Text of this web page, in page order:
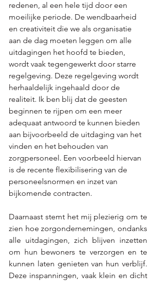
redenen, al een hele tijd door een
moeilijke periode. De wendbaarheid
en creativiteit die we als organisatie
aan de dag moeten leggen om alle
uitdagingen het hoofd te bieden,
wordt vaak tegengewerkt door starre
regelgeving. Deze regelgeving wordt
herhaaldelijk ingehaald door de
realiteit. Ik ben blij dat de geesten
beginnen te rijpen om een meer
adequaat antwoord te kunnen bieden
aan bijvoorbeeld de uitdaging van het
vinden en het behouden van
zorgpersoneel. Een voorbeeld hiervan
is de recente flexibilisering van de
personeelsnormen en inzet van
bijkomende contracten.
Daarnaast stemt het mij plezierig om te
zien hoe zorgondernemingen, ondanks
alle uitdagingen, zich blijven inzetten
om hun bewoners te verzorgen en te
kunnen laten genieten van hun verblijf.
Deze inspanningen, vaak klein en dicht